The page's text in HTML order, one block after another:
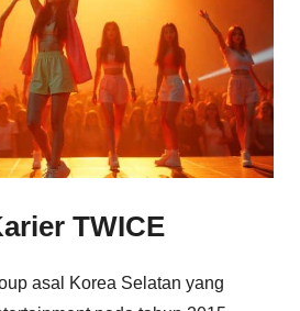
TWICE
asal Korea Selatan yang